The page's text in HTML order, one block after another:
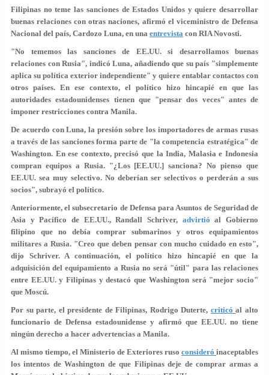
Filipinas no teme las sanciones de Estados Unidosy quiere desarrollar
buenas relaciones con otras naciones, afirmó el viceministro de Defensa
Nacional del país, Cardozo Luna, en una entrevista con RIA Novosti.
"No tememos las sanciones de EE.UU. si desarrollamos buenas
relaciones con Rusia", indicó Luna, añadiendo que su país "simplemente
aplica su política exterior independiente" y quiere entablar contactos con
otros países. En ese contexto, el político hizo hincapié en que las
autoridades estadounidenses tienen que "pensar dos veces" antes de
imponer restricciones contra Manila.
De acuerdo con Luna, la presión sobre los importadores de armas rusas
a través de las sanciones forma parte de "lacompetencia estratégica" de
Washington. En ese contexto, precisó que la India, Malasia e Indonesia
compran equipos a Rusia. "¿Los [EE.UU.] sanciona? No pienso que
EE.UU. sea muy selectivo. No deberían ser selectivos o perderán a sus
socios", subrayó el político.
Anteriormente, el subsecretario de Defensa para Asuntos de Seguridad de
Asia y Pacífico de EE.UU., Randall Schriver, advirtió al Gobierno
filipino que no debía comprar submarinos y otros equipamientos
militares a Rusia. "Creo que deben pensar con mucho cuidado en esto",
dijo Schriver. A continuación, el político hizo hincapié en que la
adquisición del equipamiento a Rusia no será "útil" para las relaciones
entre EE.UU. y Filipinas y destacó que Washington será "mejor socio"
que Moscú.
Por su parte, el presidente de Filipinas, Rodrigo Duterte, criticó al alto
funcionario de Defensa estadounidense y afirmó que EE.UU. no tiene
ningún derecho a hacer advertencias a Manila.
Al mismo tiempo, el Ministerio de Exteriores ruso consideró inaceptables
los intentos de Washington de que Filipinas deje de comprar armas a